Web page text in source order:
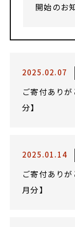
開始のお
2025.02.07
ご寄付あり
分】
2025.01.14
ご寄付あり
月分】